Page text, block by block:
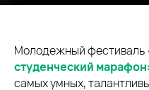
Молодежный фестиваль
студенческий
самых умных,